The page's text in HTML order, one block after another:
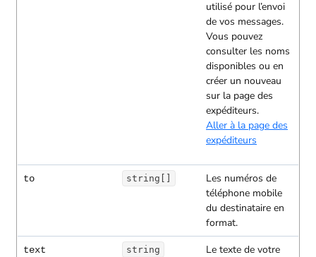
utilisé pour l’envoi
de vos messages.
Vous pouvez
consulter les noms
disponibles ou en
créer un nouveau
sur la page des
expéditeurs.
Aller à la page des
expéditeurs
to string[]
Les numéros de
téléphone mobile
du destinataire en
format.
text string
Le texte de votre